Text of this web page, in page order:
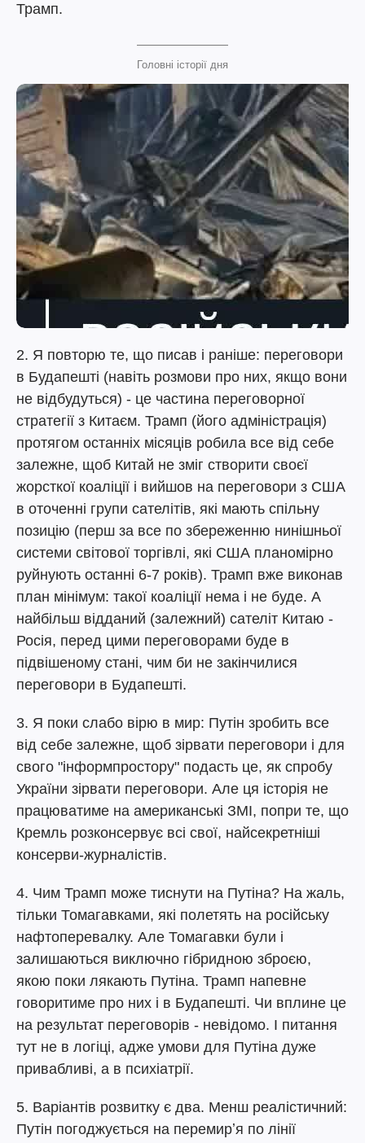
Трамп.
Головні історії дня
2. Я повторю те, що писав і раніше: переговори
в Будапешті (навіть розмови про них, якщо вони
не відбудуться) - це частина переговорної
стратегії з Китаєм. Трамп (його адміністрація)
протягом останніх місяців робила все від себе
залежне, щоб Китай не зміг створити своєї
жорсткої коаліції і вийшов на переговори з США
в оточенні групи сателітів, які мають спільну
позицію (перш за все по збереженню нинішньої
системи світової торгівлі, які США планомірно
руйнують останні 6-7 років). Трамп вже виконав
план мінімум: такої коаліції нема і не буде. А
найбільш відданий (залежний) сателіт Китаю -
Росія, перед цими переговорами буде в
підвішеному стані, чим би не закінчилися
переговори в Будапешті.
3. Я поки слабо вірю в мир: Путін зробить все
від себе залежне, щоб зірвати переговори і для
свого "інформпростору" подасть це, як спробу
України зірвати переговори. Але ця історія не
працюватиме на американські ЗМІ, попри те, що
Кремль розконсервує всі свої, найсекретніші
консерви-журналістів.
4. Чим Трамп може тиснути на Путіна? На жаль,
тільки Томагавками, які полетять на російську
нафтоперевалку. Але Томагавки були і
залишаються виключно гібридною зброєю,
якою поки лякають Путіна. Трамп напевне
говоритиме про них і в Будапешті. Чи вплине це
на результат переговорів - невідомо. І питання
тут не в логіці, адже умови для Путіна дуже
привабливі, а в психіатрії.
5. Варіантів розвитку є два. Менш реалістичний:
Путін погоджується на перемирʼя по лінії